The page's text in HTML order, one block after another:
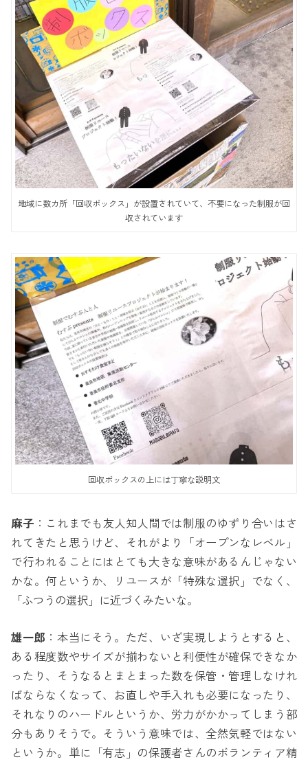
地域に数カ所「回収ボックス」が設置されていて、不要になった制服が回
収されています
回収ボックスの上には丁寧な説明文
麻子 ：これまでも友人知人間では制服のゆずり合いはさ
れてきたと思うけど、それがより「オープンなレベル」
で行われることにはとても大きな意味があるんじゃない
かな。何というか、リユースが「特殊な選択」でなく、
「ふつうの選択」に近づくみたいな。
雄一郎 ：本当にそう。ただ、いざ実現しようとすると、
ある程度数やサイズが揃わないと利便性が確保できなか
ったり、そうなるとまとまった数を保管・管理しなけれ
ばならなくなって、お直しや手入れも必要になったり、
それなりのハードルというか、労力がかかってしまう部
分もありそうで。そういう意味では、全然気軽ではない
というか。単に「有志」の保護者さんのボランティア精